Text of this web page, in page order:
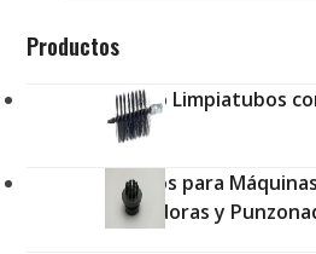
Productos
Cepillo Limpiatubos
Cepillos para
Plegadoras y